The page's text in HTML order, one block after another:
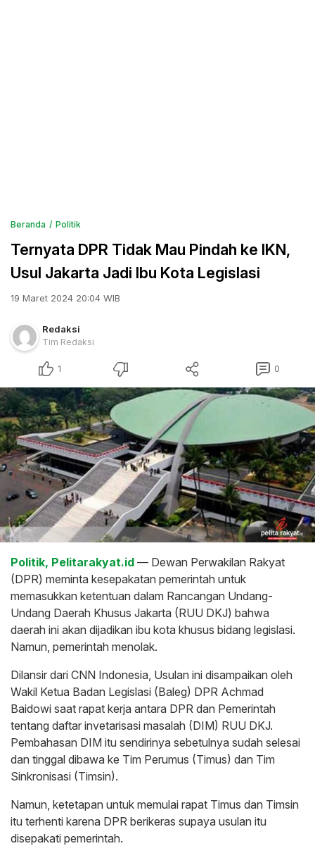
Beranda Politik
Ternyata DPR Tidak Mau Pindah ke IKN,
Usul Jakarta Jadi Ibu Kota Legislasi
19 Maret 2024 20:04 WIB
Redaksi
Tim Redaksi
1 0
Politik, Pelitarakyat.id — Dewan Perwakilan Rakyat
(DPR) meminta kesepakatan pemerintah untuk
memasukkan ketentuan dalam Rancangan Undang-
Undang Daerah Khusus Jakarta (RUU DKJ) bahwa
daerah ini akan dijadikan ibu kota khusus bidang legislasi.
Namun, pemerintah menolak.
Dilansir dari CNN Indonesia, Usulan ini disampaikan oleh
Wakil Ketua Badan Legislasi (Baleg) DPR Achmad
Baidowi saat rapat kerja antara DPR dan Pemerintah
tentang daftar invetarisasi masalah (DIM) RUU DKJ.
Pembahasan DIM itu sendirinya sebetulnya sudah selesai
dan tinggal dibawa ke Tim Perumus (Timus) dan Tim
Sinkronisasi (Timsin).
Namun, ketetapan untuk memulai rapat Timus dan Timsin
itu terhenti karena DPR berikeras supaya usulan itu
disepakati pemerintah.